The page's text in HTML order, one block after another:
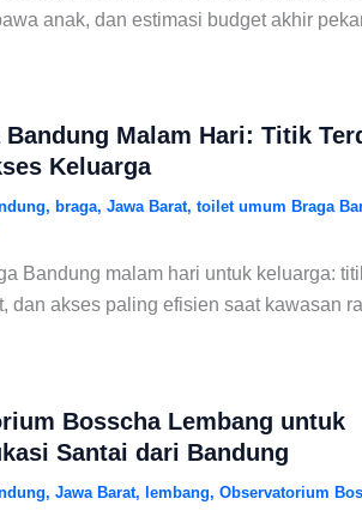
anak, dan estimasi budget akhir
Malam Hari: Titik
Keluarga
, braga, Jawa Barat, toilet umum Braga
Bandung malam hari untuk keluarga:
dan akses paling efisien saat kawasan
Bosscha Lembang untuk
Santai dari Bandung
, Jawa Barat, lembang, Observatorium